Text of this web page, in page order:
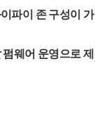
파이 존 구성이 가
웨어 운영으로 제